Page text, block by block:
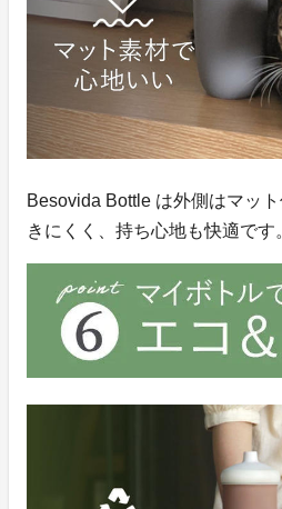
Besovida Bottle は外側はマッ
きにくく、持ち心地も快適です